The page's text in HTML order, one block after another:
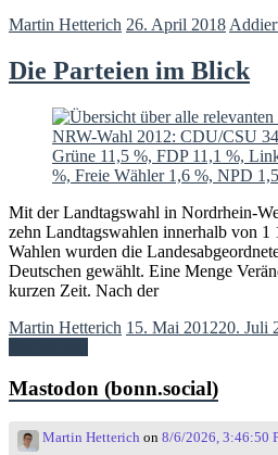
Martin Hetterich 26. April 2018
Die Parteien im Blick
Mit der Landtagswahl in Nordrhein-
zehn Landtagswahlen innerhalb von 1
Wahlen wurden die
Deutschen gewählt. Eine Menge
kurzen Zeit. Nach der
Martin Hetterich 15. Mai 201220. Juli
Mastodon (bonn.social)
Martin Hetterich on 8/6/2026, 3:46:50